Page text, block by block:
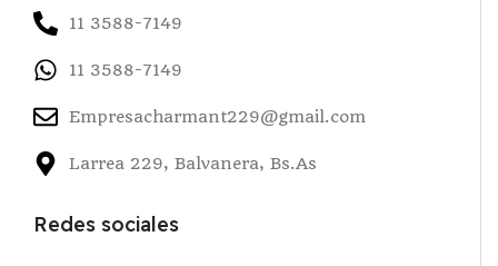
11 3588-7149
11 3588-7149
Empresacharmant229@gmail.com
Larrea 229, Balvanera, Bs.As
Redes sociales